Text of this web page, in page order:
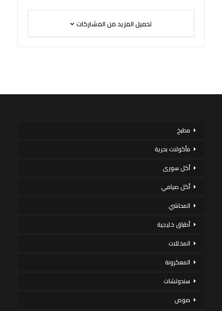
تحميل المزيد من المشاركات
مطبخ
مأكولات بحرية
أكل سورى
أكل صيامي
المحاشي
أطباق خليجية
المخللات
المعكرونة
سندوتشات
صوص